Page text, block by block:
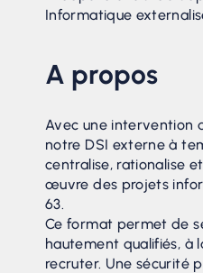
Informatique
A propos
Avec une intervention
notre DSI externe à
centralise, rationalise
œuvre des projets
63.
Ce format permet de
hautement qualifiés, à
recruter. Une sécurité